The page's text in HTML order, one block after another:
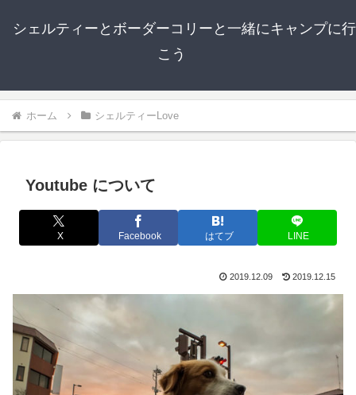
シェルティーとボーダーコリーと一緒にキャンプに行
こう
ホーム シェルティーLove
Youtube について
X Facebook はてブ LINE
2019.12.09 2019.12.15